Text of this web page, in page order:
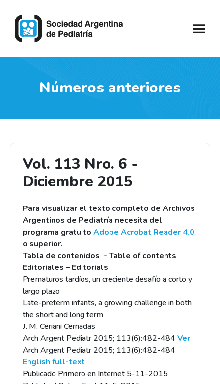
Números anteriores
Vol. 113 Nro. 6 -
Diciembre 2015
Para visualizar el texto completo de Archivos
Argentinos de Pediatría necesita del
programa gratuito Adobe Acrobat Reader 4.0
o superior.
Tabla de contenidos - Table of contents
Editoriales – Editorials
Prematuros tardíos, un creciente desafío a corto y
largo plazo
Late-preterm infants, a growing challenge in both
the short and long term
J. M. Ceriani Cernadas
Arch Argent Pediatr 2015; 113(6):482-484 Ver
Arch Argent Pediatr 2015; 113(6):482-484
English full-text
Publicado Primero en Internet 5-11-2015